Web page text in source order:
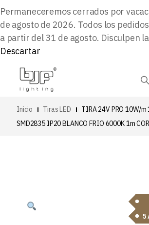
Permaneceremos cerrados por
de agosto de 2026. Todos los
a partir del 31 de agosto. Disculpen
Descartar
Inicio Tiras LED
TIRA 24V PRO 10W/m
SMD2835 IP20 BLANCO FRIO 6000K 1m
5